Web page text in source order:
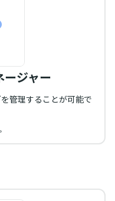
ジャー
管理することが可能で